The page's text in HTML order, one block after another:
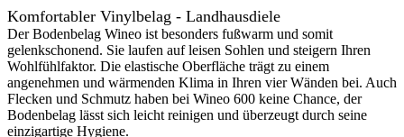
Komfortabler Vinylbelag - Landhausdiele
Der Bodenbelag Wineo ist besonders fußwarm und somit
gelenkschonend. Sie laufen auf leisen Sohlen und steigern Ihren
Wohlfühlfaktor. Die elastische Oberfläche trägt zu einem
angenehmen und wärmenden Klima in Ihren vier Wänden bei. Auch
Flecken und Schmutz haben bei Wineo 600 keine Chance, der
Bodenbelag lässt sich leicht reinigen und überzeugt durch seine
einzigartige Hygiene.